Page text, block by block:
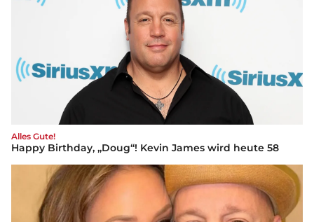
Alles Gute!
Happy Birthday, „Doug“! Kevin James wird heute 58